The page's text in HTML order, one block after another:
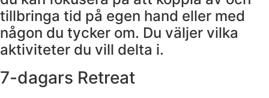
tillbringa tid på egen hand eller med
någon du tycker om. Du väljer vilka
aktiviteter du vill delta i.
7-dagars Retreat